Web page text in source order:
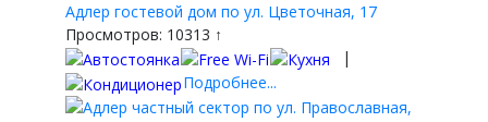
Адлер гостевой дом по ул. Цветочная, 17
Просмотров: 10313 ↑
|
Подробнее...